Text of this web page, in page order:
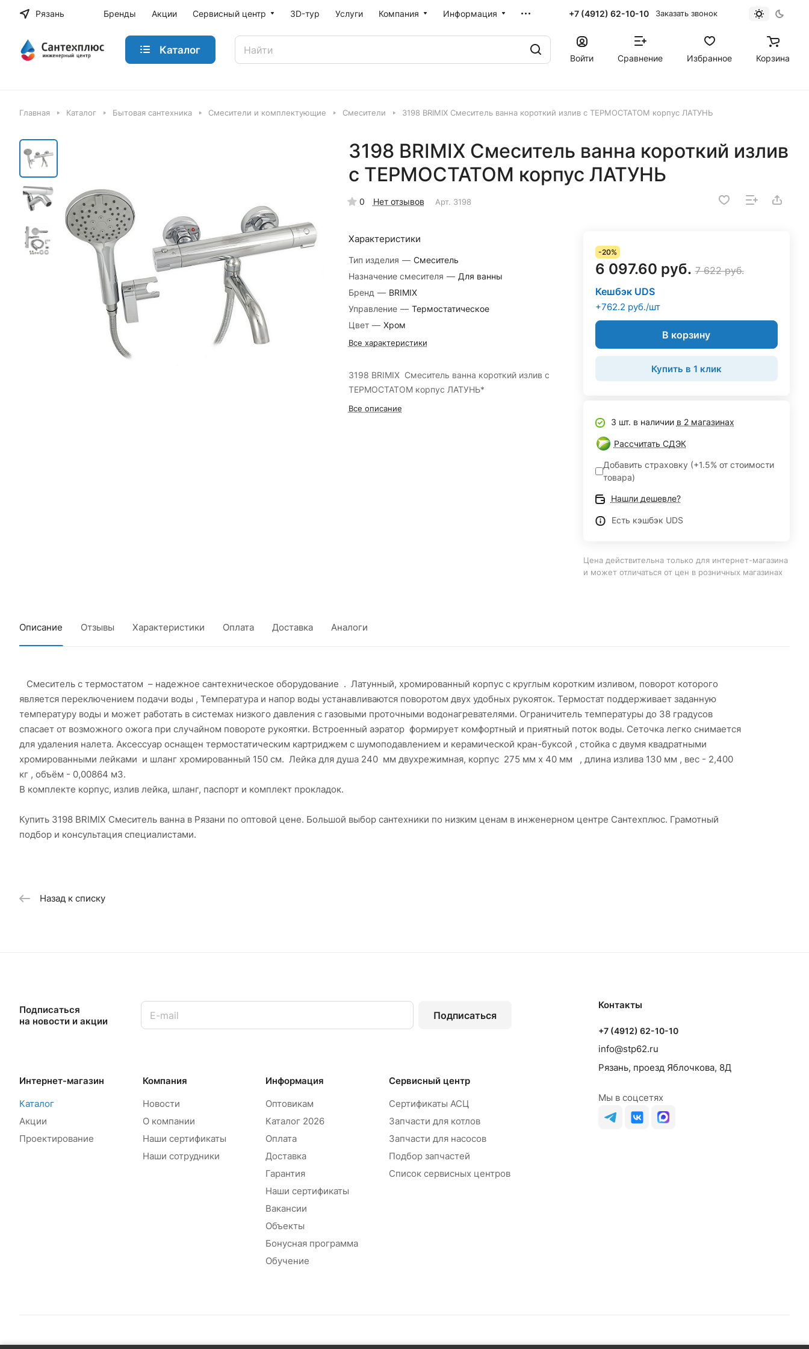
Рязань Бренды Акции Сервисный центр 3D-тур Услуги Компания Информация +7 (4912) 62-10-10 Заказать звонок
Каталог
Войти Сравнение Избранное Корзина
Главная Каталог Бытовая сантехника Смесители и комплектующие Смесители 3198 BRIMIX Смеситель ванна короткий излив с ТЕРМОСТАТОМ корпус ЛАТУНЬ
3198 BRIMIX Смеситель ванна короткий излив
с ТЕРМОСТАТОМ корпус ЛАТУНЬ
0 Нет отзывов Арт. 3198
Характеристики
Тип изделия — Смеситель
Назначение смесителя — Для ванны
Бренд — BRIMIX
Управление — Термостатическое
Цвет — Хром
Все характеристики
3198 BRIMIX Смеситель ванна короткий излив с
ТЕРМОСТАТОМ корпус ЛАТУНЬ*
Все описание
-20%
6 097.60 руб. 7 622 руб.
Кешбэк UDS
+762.2 руб./шт
В корзину
Купить в 1 клик
3 шт. в наличии в 2 магазинах
Рассчитать СДЭК
Добавить страховку (+1.5% от стоимости
товара)
Нашли дешевле?
Есть кэшбэк UDS
Цена действительна только для интернет-магазина
и может отличаться от цен в розничных магазинах
Описание Отзывы Характеристики Оплата Доставка Аналоги
Смеситель с термостатом – надежное сантехническое оборудование . Латунный, хромированный корпус с круглым коротким изливом, поворот которого
является переключением подачи воды , Температура и напор воды устанавливаются поворотом двух удобных рукояток. Термостат поддерживает заданную
температуру воды и может работать в системах низкого давления с газовыми проточными водонагревателями. Ограничитель температуры до 38 градусов
спасает от возможного ожога при случайном повороте рукоятки. Встроенный аэратор формирует комфортный и приятный поток воды. Сеточка легко снимается
для удаления налета. Аксессуар оснащен термостатическим картриджем с шумоподавлением и керамической кран-буксой , стойка с двумя квадратными
хромированными лейками и шланг хромированный 150 см. Лейка для душа 240 мм двухрежимная, корпус 275 мм х 40 мм , длина излива 130 мм , вес - 2,400
кг , объём - 0,00864 м3.
В комплекте корпус, излив лейка, шланг, паспорт и комплект прокладок.
Купить 3198 BRIMIX Смеситель ванна в Рязани по оптовой цене. Большой выбор сантехники по низким ценам в инженерном центре Сантехплюс. Грамотный
подбор и консультация специалистами.
Назад к списку
Подписаться
на новости и акции
Подписаться
Интернет-магазин
Каталог
Акции
Проектирование
Компания
Новости
О компании
Наши сертификаты
Наши сотрудники
Информация
Оптовикам
Каталог 2026
Оплата
Доставка
Гарантия
Наши сертификаты
Вакансии
Объекты
Бонусная программа
Обучение
Сервисный центр
Сертификаты АСЦ
Запчасти для котлов
Запчасти для насосов
Подбор запчастей
Список сервисных центров
Контакты
+7 (4912) 62-10-10
info@stp62.ru
Рязань, проезд Яблочкова, 8Д
Мы в соцсетях